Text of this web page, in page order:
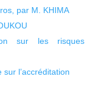
par M. KHIMA
sur les risques
l’accréditation